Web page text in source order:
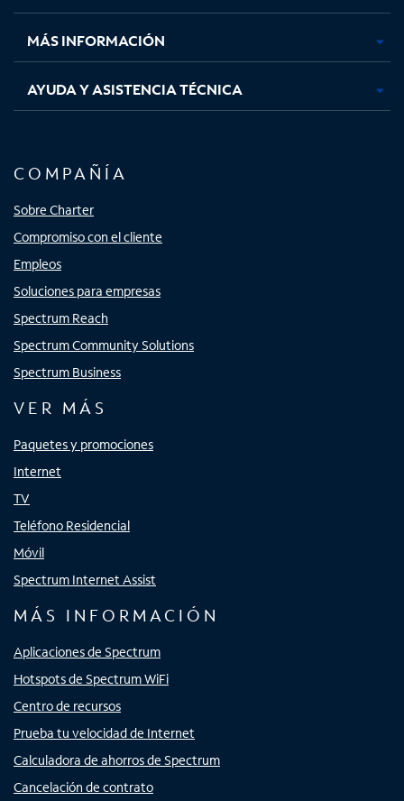
nuevanuevanuevanueva
MÁS INFORMACIÓN
AYUDA Y ASISTENCIA TÉCNICA
COMPAÑÍA
Sobre Charter
Compromiso con el cliente
Empleos
Soluciones para empresas
Spectrum Reach
Spectrum Community Solutions
Spectrum Business
VER MÁS
Paquetes y promociones
Internet
TV
Teléfono Residencial
Móvil
Spectrum Internet Assist
MÁS INFORMACIÓN
Aplicaciones de Spectrum
Hotspots de Spectrum WiFi
Centro de recursos
Prueba tu velocidad de Internet
Calculadora de ahorros de Spectrum
Cancelación de contrato